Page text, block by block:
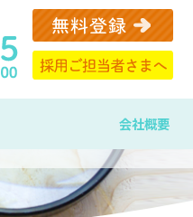
会社概要